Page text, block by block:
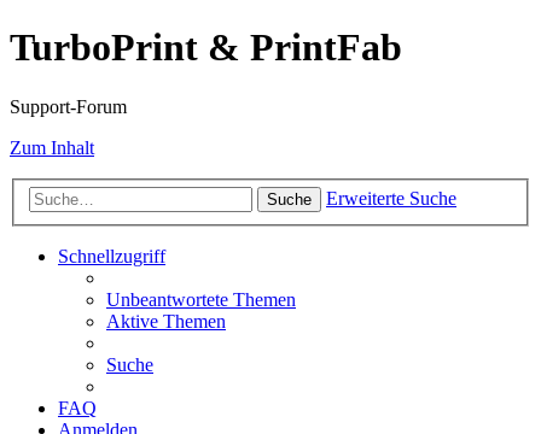
TurboPrint & PrintFab
Support-Forum
Zum Inhalt
Suche Erweiterte Suche
Schnellzugriff
Unbeantwortete Themen
Aktive Themen
Suche
FAQ